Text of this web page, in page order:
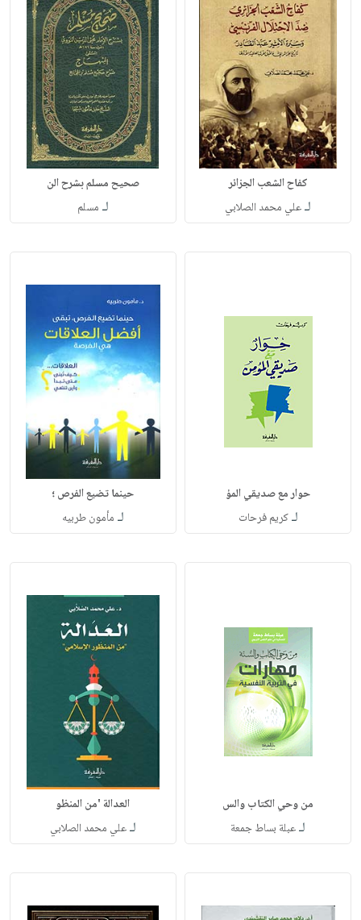
كفاح الشعب الجزائر
لـعلي محمد الصلابي
صحيح مسلم بشرح الن
لـ مسلم
حوار مع صديقي المؤ
لـكريم فرحات
حينما تضيع الفرص ؛
لـ مأمون طربيه
من وحي الكتاب والس
لـعبلة بساط جمعة
العدالة 'من المنظو
لـعلي محمد الصلابي